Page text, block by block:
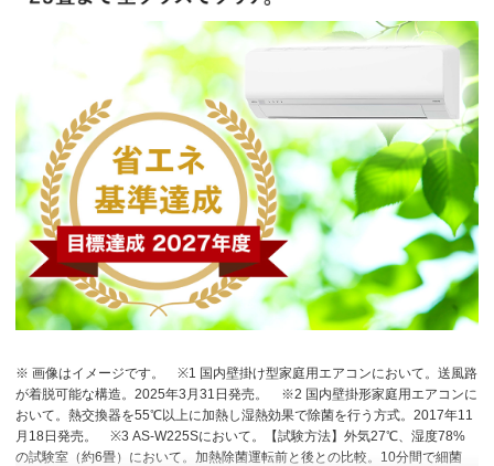
※ 画像はイメージです。
※1 国内壁掛け型家庭用エアコンにおいて。送風路
が着脱可能な構造。2025年3月31日発売。
※2 国内壁掛形家庭用エアコンに
おいて。熱交換器を55℃以上に加熱し湿熱効果で除菌を行う方式。2017年11
月18日発売。
※3 AS-W225Sにおいて。【試験方法】外気27℃、湿度78%
の試験室（約6畳）において。加熱除菌運転前と後との比較。10分間で細菌